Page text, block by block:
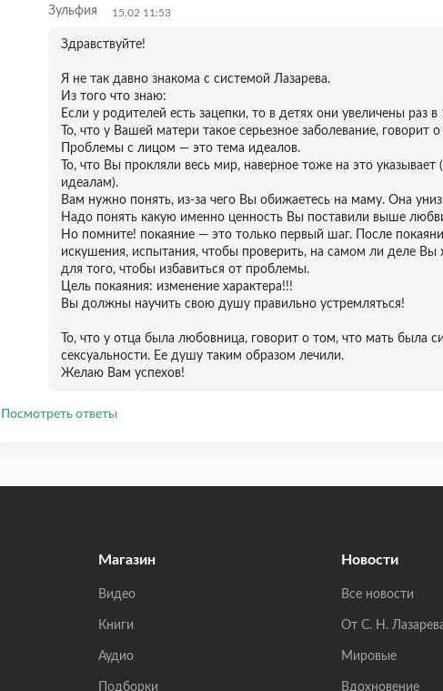
Зульфия 15.02 11:53
Здравствуйте!
Я не так давно знакома с системой Лазарева.
Из того что знаю:
Если у родителей есть зацепки, то в детях они увеличены раз в
То, что у Вашей матери такое серьезное заболевание, говорит
Проблемы с лицом — это тема идеалов.
То, что Вы прокляли весь мир, наверное тоже на это
идеалам).
Вам нужно понять, из-за чего Вы обижаетесь на маму. Она
Надо понять какую именно ценность Вы поставили выше
Но помните! покаяние — это только первый шаг. После
искушения, испытания, чтобы проверить, на самом ли деле Вы
для того, чтобы избавиться от проблемы.
Цель покаяния: изменение характера!!!
Вы должны научить свою душу правильно устремляться!
То, что у отца была любовница, говорит о том, что мать была
сексуальности. Ее душу таким образом лечили.
Желаю Вам успехов!
Посмотреть ответы
Магазин
Видео
Книги
Аудио
Подборки
Новости
Все новости
От С. Н.
Мировые
Вдохновение